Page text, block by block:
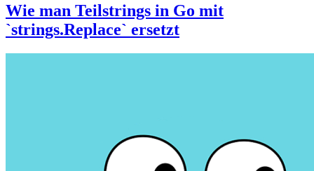
Wie man Teilstrings in Go mit
`strings.Replace` ersetzt